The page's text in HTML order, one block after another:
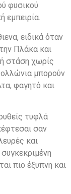
φυσικού
εμπειρία.
ειδικά όταν
Πλάκα και
στάση χωρίς
μπορούν
φαγητό και
τυφλά
σαν
και
πιο έξυπνη και